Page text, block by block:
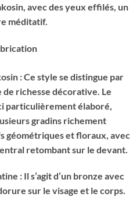
avec des yeux effilés, un
méditatif.
: Ce style se distingue par
richesse décorative. Le
particulièrement élaboré,
gradins richement
géométriques et floraux, avec
retombant sur le devant.
: Il s’agit d’un bronze avec
sur le visage et le corps.